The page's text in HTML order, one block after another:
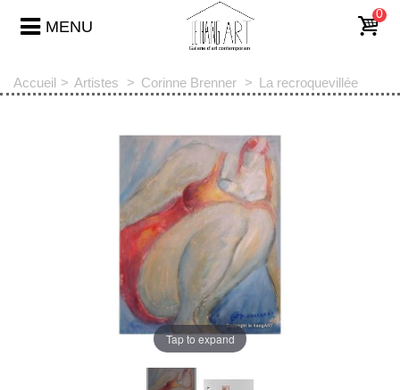
MENU
0
Accueil > Artistes > Corinne Brenner > La recroquevillée
Tap to expand